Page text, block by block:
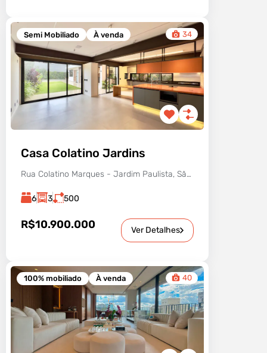
Semi Mobiliado À venda 34
Casa Colatino Jardins
Rua Colatino Marques - Jardim Paulista, São Paulo - SP, Brasil
6 3 500
R$10.900.000 Ver Detalhes
100% mobiliado À venda 40